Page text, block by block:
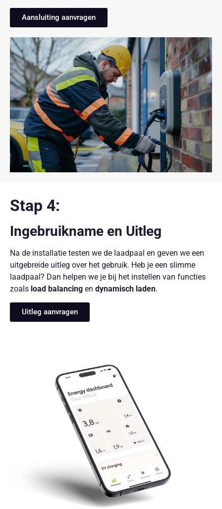
Aansluiting aanvragen
Stap 4:
Ingebruikname en Uitleg
Na de installatie testen we de laadpaal en geven we een
uitgebreide uitleg over het gebruik. Heb je een slimme
laadpaal? Dan helpen we je bij het instellen van functies
zoals load balancing en dynamisch laden.
Uitleg aanvragen